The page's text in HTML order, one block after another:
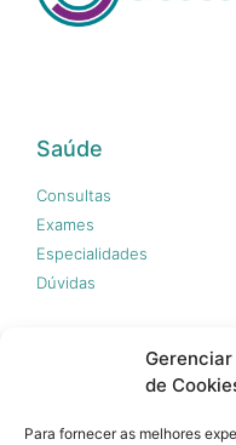
de
Para fornecer as melhores
Saúde
Consultas
Exames
Especialidades
Dúvidas